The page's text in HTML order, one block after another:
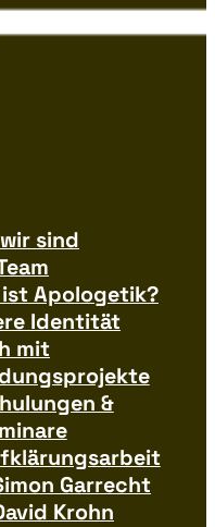
sind
ist Apologetik?
Identität
mit
&
Garrecht
Krohn